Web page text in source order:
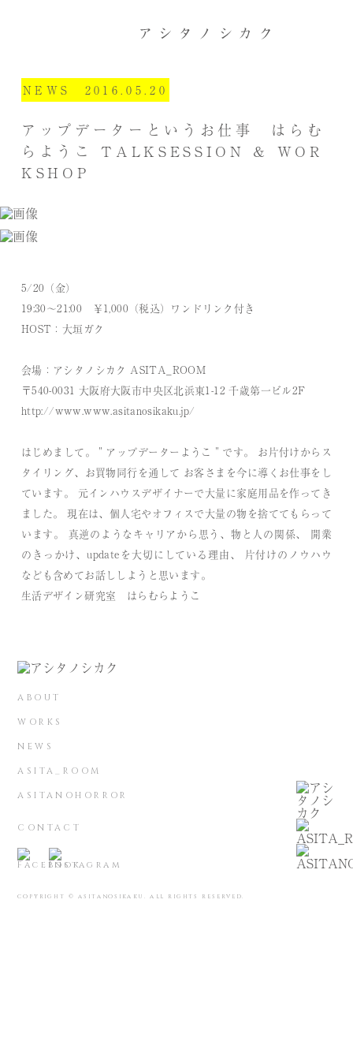
NEWS 2016.05.20
アップデーターというお仕事 はらむ
らようこ TALKSESSION & WOR
KSHOP
5/20（金）
19:30〜21:00 ￥1,000（税込）ワンドリンク付き
HOST：大垣ガク
会場：アシタノシカク ASITA_ROOM
〒540-0031 大阪府大阪市中央区北浜東1-12 千歳第一ビル2F
http://www.www.asitanosikaku.jp/
はじめまして。＂アップデーターようこ＂です。 お片付けからス
タイリング、お買物同行を通して お客さまを今に導くお仕事をし
ています。 元インハウスデザイナーで大量に家庭用品を作ってき
ました。 現在は、個人宅やオフィスで大量の物を捨ててもらって
います。 真逆のようなキャリアから思う、物と人の関係、 開業
のきっかけ、updateを大切にしている理由、 片付けのノウハウ
なども含めてお話ししようと思います。
生活デザイン研究室 はらむらようこ
ABOUT
WORKS
NEWS
ASITA_ROOM
ASITANOHORROR
CONTACT
COPYRIGHT © ASITANOSIKAKU. ALL RIGHTS RESERVED.